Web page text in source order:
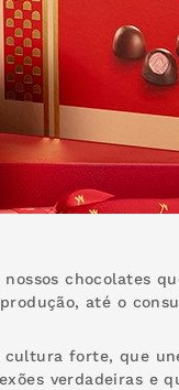
chocolates
até o
forte, que
verdadeiras e